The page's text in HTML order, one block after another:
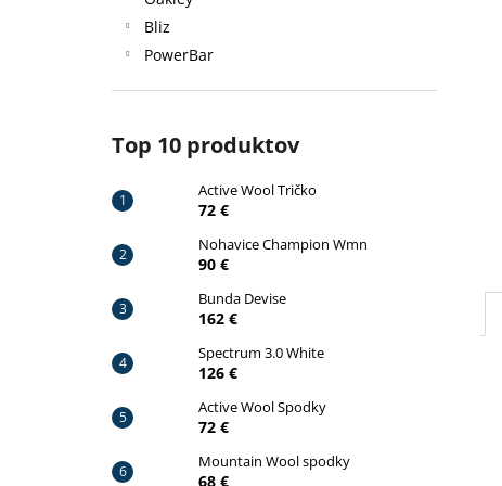
Bliz
PowerBar
Top 10 produktov
Active Wool Tričko
72 €
Nohavice Champion Wmn
90 €
Bunda Devise
162 €
Spectrum 3.0 White
126 €
Active Wool Spodky
72 €
Mountain Wool spodky
68 €
ACTIVE WOOL TRIČKO
72 €
Pôvodne:79 €